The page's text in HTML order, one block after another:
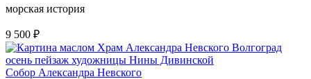
морская история
9 500 ₽
Собор Александра Невского